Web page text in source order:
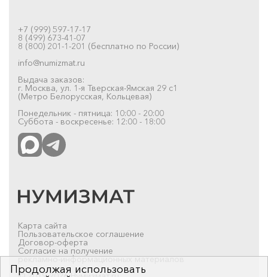
+7 (999) 597-17-17
8 (499) 673-41-07
8 (800) 201-1-201 (бесплатно по России)
info@numizmat.ru
Выдача заказов:
г. Москва, ул. 1-я Тверская-Ямская 29 с1
(Метро Белорусская, Кольцевая)
Понедельник - пятница: 10:00 - 20:00
Суббота - воскресенье: 12:00 - 18:00
Карта сайта
Пользовательское соглашение
Договор-оферта
Согласие на получение
рекламно-информационных материалов
Продолжая использовать